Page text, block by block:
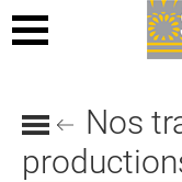
Menu
Nos